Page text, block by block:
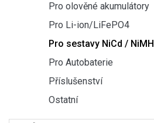
Pro olověné akumulátory
Pro Li-ion/LiFePO4
Pro sestavy NiCd / NiMH
Pro Autobaterie
Příslušenství
Ostatní